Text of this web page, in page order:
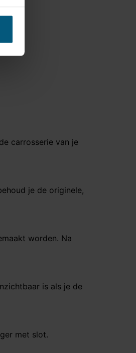
carrosserie van je
je de originele,
worden. Na
is als je de
met slot.